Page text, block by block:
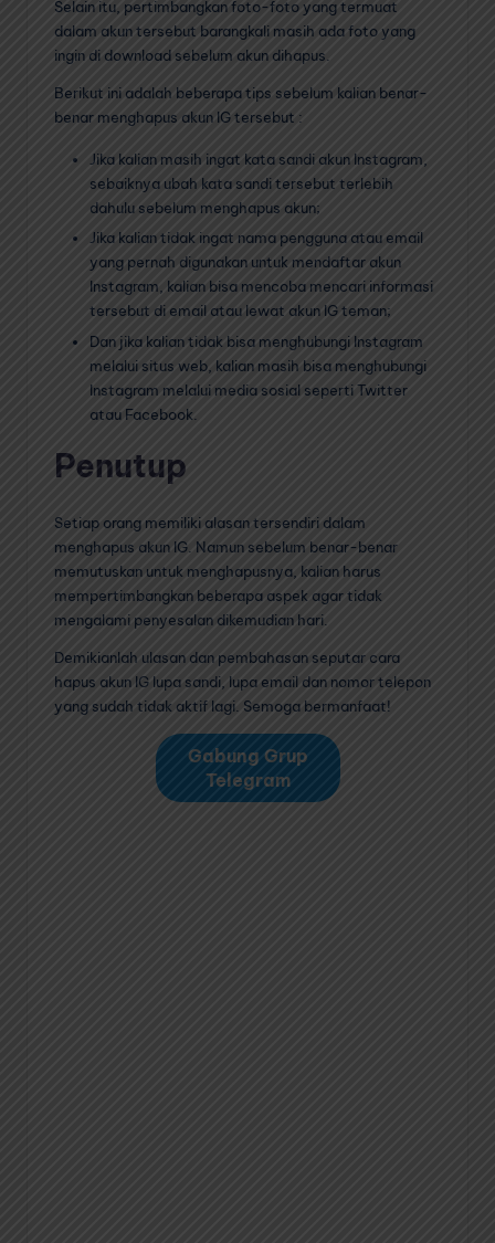
Selain itu, pertimbangkan foto-foto yang termuat
dalam akun tersebut barangkali masih ada foto yang
ingin di download sebelum akun dihapus.
Berikut ini adalah beberapa tips sebelum kalian benar-
benar menghapus akun IG tersebut :
Jika kalian masih ingat kata sandi akun Instagram,
sebaiknya ubah kata sandi tersebut terlebih
dahulu sebelum menghapus akun;
Jika kalian tidak ingat nama pengguna atau email
yang pernah digunakan untuk mendaftar akun
Instagram, kalian bisa mencoba mencari informasi
tersebut di email atau lewat akun IG teman;
Dan jika kalian tidak bisa menghubungi Instagram
melalui situs web, kalian masih bisa menghubungi
Instagram melalui media sosial seperti Twitter
atau Facebook.
Penutup
Setiap orang memiliki alasan tersendiri dalam
menghapus akun IG. Namun sebelum benar-benar
memutuskan untuk menghapusnya, kalian harus
mempertimbangkan beberapa aspek agar tidak
mengalami penyesalan dikemudian hari.
Demikianlah ulasan dan pembahasan seputar cara
hapus akun IG lupa sandi, lupa email dan nomor telepon
yang sudah tidak aktif lagi. Semoga bermanfaat!
Gabung Grup
Telegram